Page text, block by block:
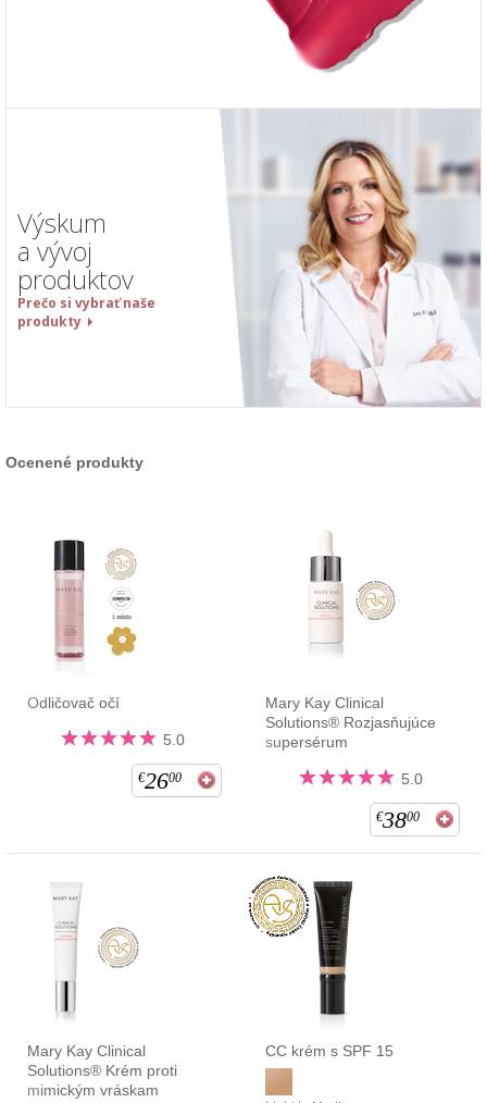
Výskum
a vývoj
produktov
Prečo si vybrať naše
produkty
Ocenené produkty
Odličovač očí
5.0
€2600
Mary Kay Clinical
Solutions® Rozjasňujúce
supersérum
5.0
€3800
Mary Kay Clinical
Solutions® Krém proti
mimickým vráskam
CC krém s SPF 15